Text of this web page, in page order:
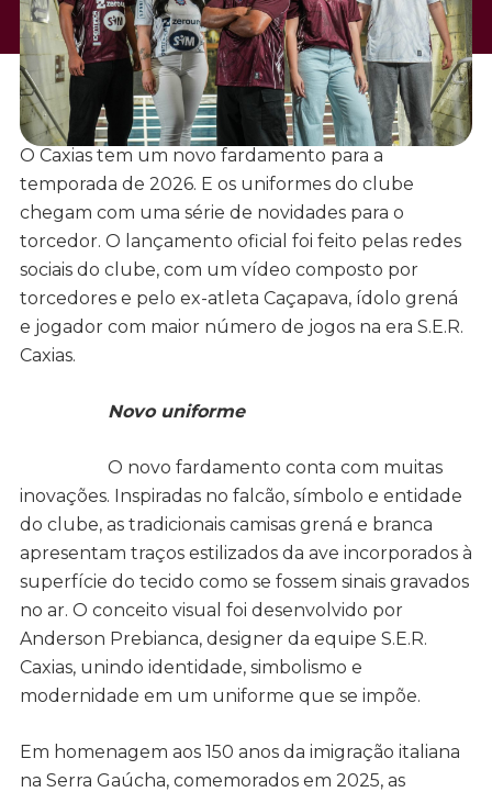
O Caxias tem um novo fardamento para a
temporada de 2026. E os uniformes do clube
chegam com uma série de novidades para o
torcedor. O lançamento oficial foi feito pelas redes
sociais do clube, com um vídeo composto por
torcedores e pelo ex-atleta Caçapava, ídolo grená
e jogador com maior número de jogos na era S.E.R.
Caxias.
Novo uniforme
O novo fardamento conta com muitas
inovações. Inspiradas no falcão, símbolo e entidade
do clube, as tradicionais camisas grená e branca
apresentam traços estilizados da ave incorporados à
superfície do tecido como se fossem sinais gravados
no ar. O conceito visual foi desenvolvido por
Anderson Prebianca, designer da equipe S.E.R.
Caxias, unindo identidade, simbolismo e
modernidade em um uniforme que se impõe.
Em homenagem aos 150 anos da imigração italiana
na Serra Gaúcha, comemorados em 2025, as